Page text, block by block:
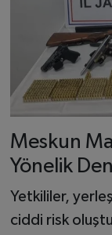
Meskun
Yönelik
Yetkililer,
ciddi risk